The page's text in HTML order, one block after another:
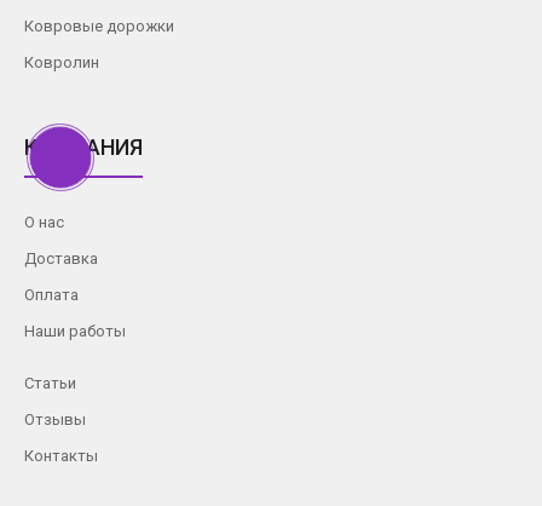
Ковровые дорожки
Ковролин
КОМПАНИЯ
О нас
Доставка
Оплата
Наши работы
Статьи
Отзывы
Контакты